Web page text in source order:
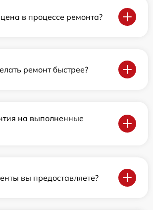
в процессе ремонта?
ремонт быстрее?
на выполненные
вы предоставляете?